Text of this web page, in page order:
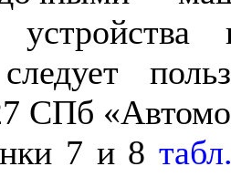
устройства
СПб
7 и 8